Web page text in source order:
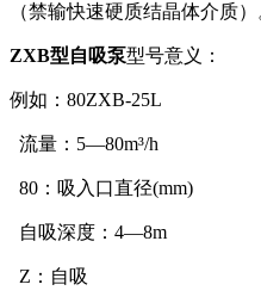
（禁输快速硬质结晶体介质）
ZXB型自吸泵型号意义：
例如：80ZXB-25L
流量：5—80m³/h
80：吸入口直径(mm)
自吸深度：4—8m
Z：自吸